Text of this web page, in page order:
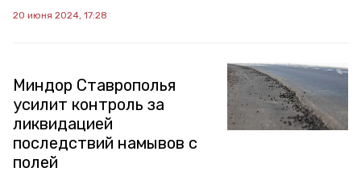
20 июня 2024, 17:28
Миндор Ставрополья
усилит контроль за
ликвидацией
последствий намывов с
полей